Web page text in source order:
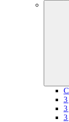
3
3
3